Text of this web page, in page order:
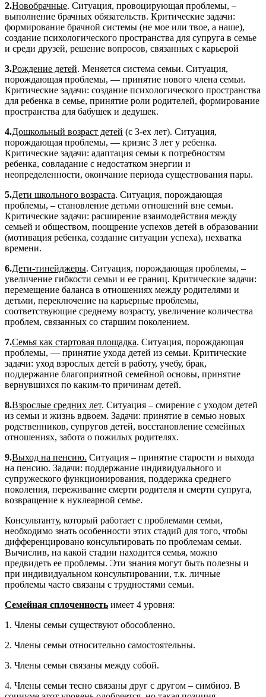
2.Новобрачные. Ситуация, провоцирующая проблемы, –
выполнение брачных обязательств. Критические задачи:
формирование брачной системы (не мое или твое, а наше),
создание психологического пространства для супруга в семье
и среди друзей, решение вопросов, связанных с карьерой
3.Рождение детей. Меняется система семьи. Ситуация,
порождающая проблемы, — принятие нового члена семьи.
Критические задачи: создание психологического пространства
для ребенка в семье, принятие роли родителей, формирование
пространства для бабушек и дедушек.
4.Дошкольный возраст детей (с 3-ех лет). Ситуация,
порождающая проблемы, — кризис 3 лет у ребенка.
Критические задачи: адаптация семьи к потребностям
ребенка, совладание с недостатком энергии и
неопределенности, окончание периода существования пары.
5.Дети школьного возраста. Ситуация, порождающая
проблемы, – становление детьми отношений вне семьи.
Критические задачи: расширение взаимодействия между
семьей и обществом, поощрение успехов детей в образовании
(мотивация ребенка, создание ситуации успеха), нехватка
времени.
6.Дети-тинейджеры. Ситуация, порождающая проблемы, –
увеличение гибкости семьи и ее границ. Критические задачи:
перемещение баланса в отношениях между родителями и
детьми, переключение на карьерные проблемы,
соответствующие среднему возрасту, увеличение количества
проблем, связанных со старшим поколением.
7.Семья как стартовая площадка. Ситуация, порождающая
проблемы, — принятие ухода детей из семьи. Критические
задачи: уход взрослых детей в работу, учебу, брак,
поддержание благоприятной семейной основы, принятие
вернувшихся по каким-то причинам детей.
8.Взрослые средних лет. Ситуация – смирение с уходом детей
из семьи и жизнь вдвоем. Задачи: принятие в семью новых
родственников, супругов детей, восстановление семейных
отношениях, забота о пожилых родителях.
9.Выход на пенсию. Ситуация – принятие старости и выхода
на пенсию. Задачи: поддержание индивидуального и
супружеского функционирования, поддержка среднего
поколения, переживание смерти родителя и смерти супруга,
возвращение к нуклеарной семье.
Консультанту, который работает с проблемами семьи,
необходимо знать особенности этих стадий для того, чтобы
дифференцировано консультировать по проблемам семьи.
Вычислив, на какой стадии находится семья, можно
предвидеть ее проблемы. Эти знания могут быть полезны и
при индивидуальном консультировании, т.к. личные
проблемы часто связаны с трудностями семьи.
Семейная сплоченность имеет 4 уровня:
1. Члены семьи существуют обособленно.
2. Члены семьи относительно самостоятельны.
3. Члены семьи связаны между собой.
4. Члены семьи тесно связаны друг с другом – симбиоз. В